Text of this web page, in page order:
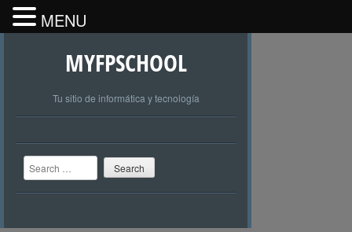
MYFPSCHOOL
Tu sitio de informática y tecnología
Search
MENU